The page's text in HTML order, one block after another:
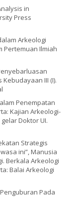
in
Press
Arkeologi
Pertemuan Ilmiah
III (I).
Penempatan
Kajian Arkeologi-
Doktor UI.
Strategis
ini”, Manusia
Berkala Arkeologi
Balai Arkeologi
Pada